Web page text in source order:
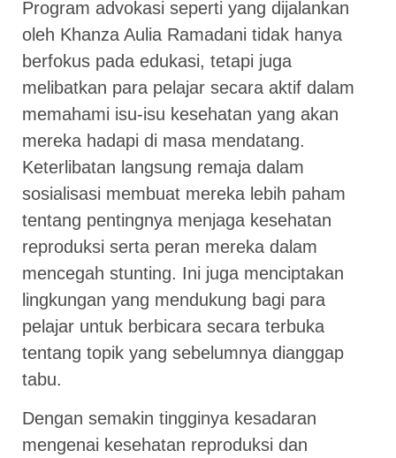
Program advokasi seperti yang dijalankan
oleh Khanza Aulia Ramadani tidak hanya
berfokus pada edukasi, tetapi juga
melibatkan para pelajar secara aktif dalam
memahami isu-isu kesehatan yang akan
mereka hadapi di masa mendatang.
Keterlibatan langsung remaja dalam
sosialisasi membuat mereka lebih paham
tentang pentingnya menjaga kesehatan
reproduksi serta peran mereka dalam
mencegah stunting. Ini juga menciptakan
lingkungan yang mendukung bagi para
pelajar untuk berbicara secara terbuka
tentang topik yang sebelumnya dianggap
tabu.
Dengan semakin tingginya kesadaran
mengenai kesehatan reproduksi dan